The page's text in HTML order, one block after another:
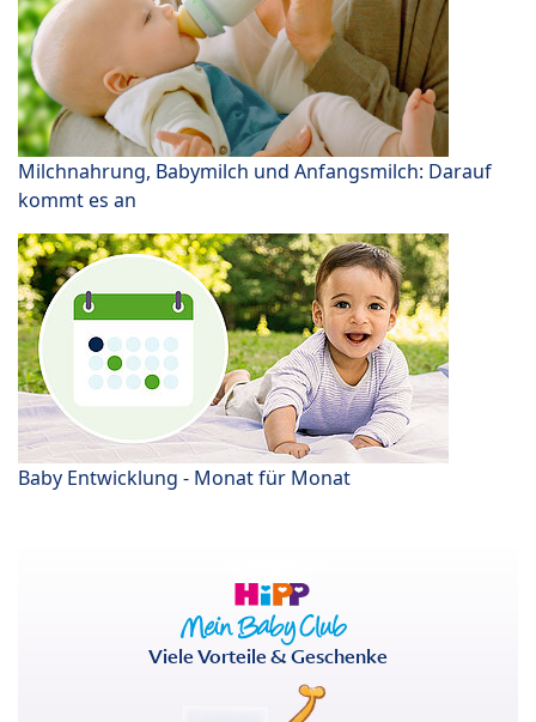
Milchnahrung, Babymilch und Anfangsmilch: Darauf
kommt es an
Baby Entwicklung - Monat für Monat
Viele Vorteile & Geschenke